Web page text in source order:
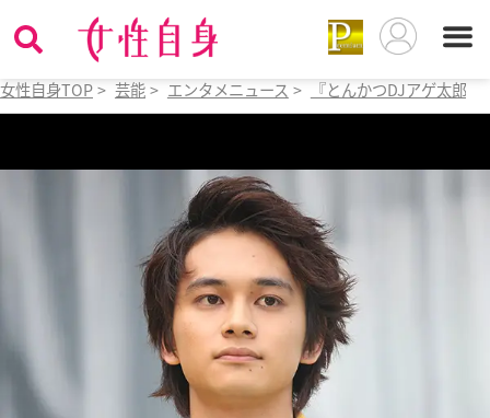
女性自身TOP > 芸能 > エンタメニュース > 『とんかつDJアゲ太郎